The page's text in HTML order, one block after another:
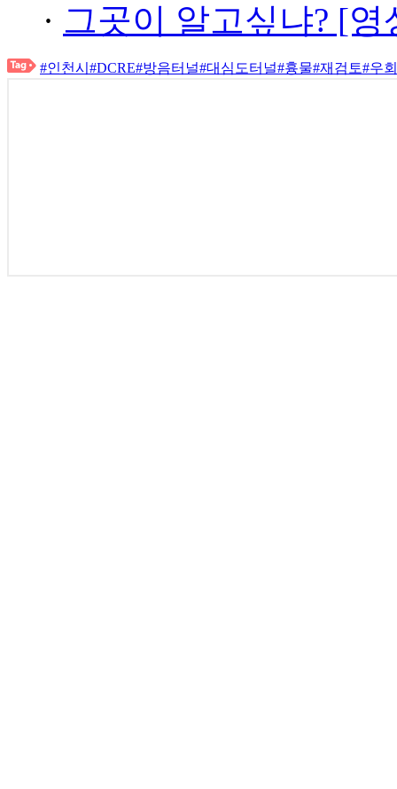
· 그곳이 알고싶냐? [
#인천시 #DCRE#방음터널#대심도터널#흉물#재검토#우